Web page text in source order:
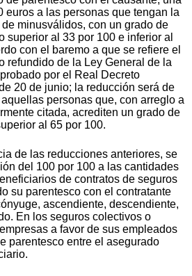
euros a las personas que tengan la
minusválidos, con un grado de
superior al 33 por 100 e inferior al
con el baremo a que se refiere el
refundido de la Ley General de la
por el Real Decreto
20 de junio; la reducción será de
personas que, con arreglo a
citada, acrediten un grado de
al 65 por 100.
de las reducciones anteriores, se
del 100 por 100 a las cantidades
de contratos de seguros
su parentesco con el contratante
ascendiente, descendiente,
En los seguros colectivos o
a favor de sus empleados
parentesco entre el asegurado